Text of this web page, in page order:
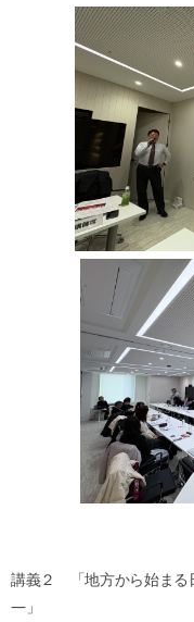
講義２ 「地方から始まる
―」